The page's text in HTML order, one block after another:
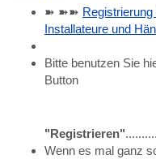
➽ ➽➽ Registrierung
Installateure und
Bitte benutzen Sie
Button
"Registrieren"
Wenn es mal ganz